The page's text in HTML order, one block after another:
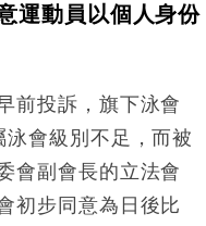
束 承認部分彈藥庫存緊
創新高 中期息增15%至
運動員以個人身份
前投訴，旗下泳會
會級別不足，而被
會副會長的立法會
初步同意為日後比